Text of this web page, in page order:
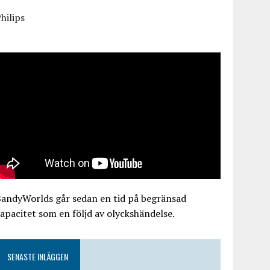
går sedan en tid på begränsad
som en följd av olyckshändelse.
SENASTE INLÄGGEN